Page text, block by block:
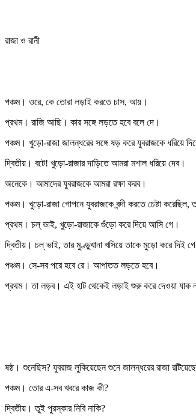
রাজা ও রানী
পঞ্চম। ওরে, কে তোরা লড়াই করতে চাস, আয়।
প্রথম। রাজি আছি। কার সঙ্গে লড়তে হবে বলে দে।
পঞ্চম। খুড়ো-রাজা জালন্ধরের সঙ্গে ষড় করে যুবরাজকে ধরিয়ে
দ্বিতীয়। বটে! খুড়ো-রাজার দাড়িতে আমরা মশাল ধরিয়ে দেব।
অনেকে। আমাদের যুবরাজকে আমরা রক্ষা করব।
পঞ্চম। খুড়ো-রাজা গোপনে যুবরাজকে বন্দী করতে চেষ্টা করেছিল,
প্রথম। চল্‌ ভাই, খুড়ো-রাজাকে গুঁড়ো করে দিয়ে আসি গে।
দ্বিতীয়। চল্‌ ভাই, তার মুণ্ডুখানা খসিয়ে তাকে মুড়ো করে দিই
পঞ্চম। সে-সব পরে হবে রে। আপাতত লড়তে হবে।
প্রথম। তা লড়ব। এই হাট থেকেই লড়াই শুরু করে দেওয়া যাক
ষষ্ঠ। শুনেছিস? যুবরাজ লুকিয়েছেন শুনে জালন্ধরের রাজা
পঞ্চম। তোর এ-সব খবরে কাজ কী?
দ্বিতীয়। তুই পুরস্কার নিবি নাকি?